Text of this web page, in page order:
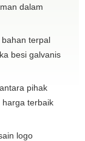
dalam
bahan terpal
besi galvanis
pihak
harga terbaik
logo